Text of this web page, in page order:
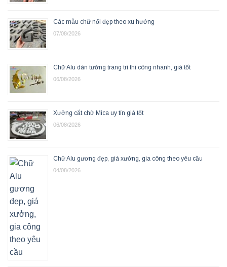
Các mẫu chữ nổi đẹp theo xu hướng
07/08/2026
Chữ Alu dán tường trang trí thi công nhanh, giá tốt
06/08/2026
Xưởng cắt chữ Mica uy tín giá tốt
06/08/2026
Chữ Alu gương đẹp, giá xưởng, gia công theo yêu cầu
04/08/2026